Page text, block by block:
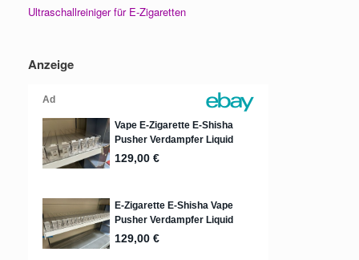
Ultraschallreiniger für E-Zigaretten
Anzeige